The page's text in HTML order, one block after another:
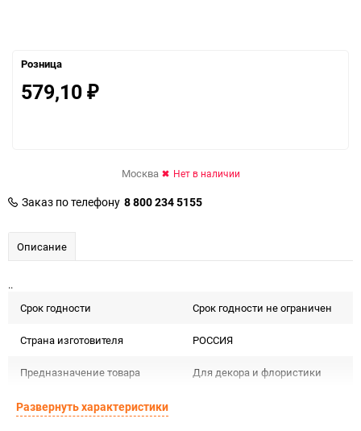
Розница
579,10 ₽
Москва Нет в наличии
Заказ по телефону 8 800 234 5155
Описание
..
Срок годности
Срок годности не ограничен
Страна изготовителя РОССИЯ
Предназначение товара Для декора и флористики
Сертификация
Развернуть характеристики